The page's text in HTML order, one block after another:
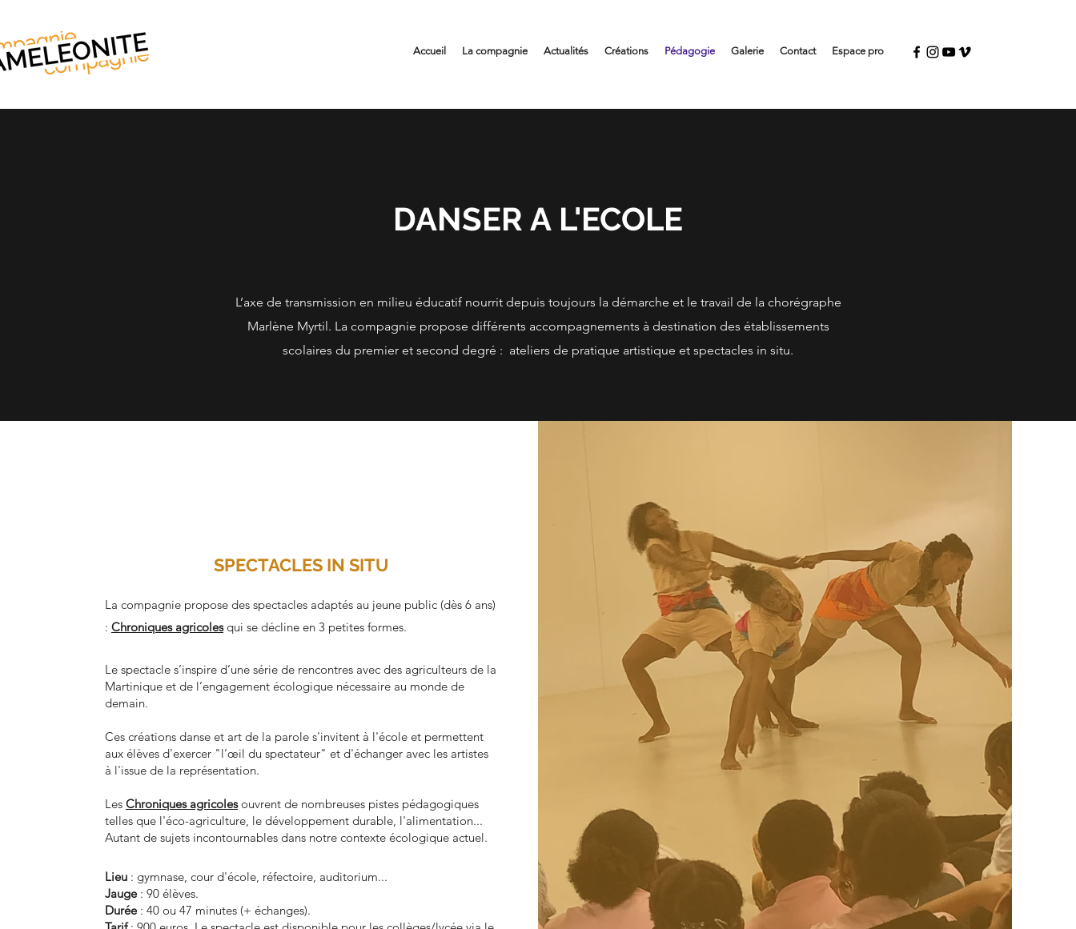
Accueil La compagnie Actualités Créations Pédagogie Galerie Contact Espace pro
DANSER A L'ECOLE
L’axe de transmission en milieu éducatif nourrit depuis toujours la démarche et le travail de la chorégraphe
Marlène Myrtil. La compagnie propose différents accompagnements à destination des établissements
scolaires du premier et second degré : ateliers de pratique artistique et spectacles in situ.
SPECTACLES IN SITU
La compagnie propose des spectacles adaptés au jeune public (dès 6 ans)
: Chroniques agricolesqui se décline en 3 petites formes.
Le spectacle s’inspire d’une série de rencontres avec des agriculteurs de la
Martinique et de l’engagement écologique nécessaire au monde de
demain.
Ces créations danse et art de la parole s'invitent à l'école et permettent
aux élèves d'exercer "l’œil du spectateur" et d'échanger avec les artistes
à l'issue de la représentation.
Les Chroniques agricolesouvrent de nombreuses pistes pédagogiques
telles que l'éco-agriculture, le développement durable, l'alimentation...
Autant de sujets incontournables dans notre contexte écologique actuel.
Lieu : gymnase, cour d'école, réfectoire, auditorium...
Jauge: 90 élèves.
Durée : 40 ou 47 minutes (+ échanges).